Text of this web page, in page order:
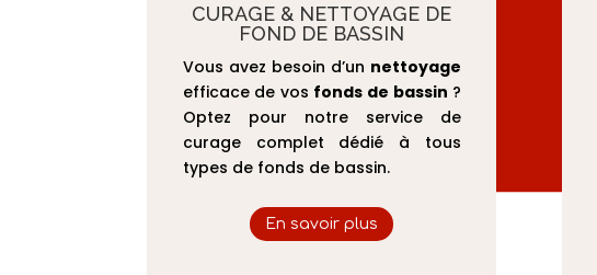
CURAGE & NETTOYAGE DE
FOND DE BASSIN
Vous avez besoin d’un nettoyage
efficace de vos fonds de bassin ?
Optez pour notre service de
curage complet dédié à tous
types de fonds de bassin.
En savoir plus